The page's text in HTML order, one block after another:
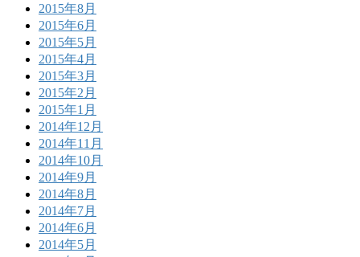
2015年8月
2015年6月
2015年5月
2015年4月
2015年3月
2015年2月
2015年1月
2014年12月
2014年11月
2014年10月
2014年9月
2014年8月
2014年7月
2014年6月
2014年5月